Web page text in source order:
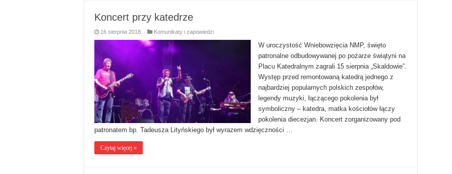
Koncert przy katedrze
16 sierpnia 2018 Komunikaty i zapowiedzi
W uroczystość Wniebowzięcia NMP, święto
patronalne odbudowywanej po pożarze świątyni na
Placu Katedralnym zagrali 15 sierpnia „Skaldowie”.
Występ przed remontowaną katedrą jednego z
najbardziej popularnych polskich zespołów,
legendy muzyki, łączącego pokolenia był
symboliczny – katedra, matka kościołów łączy
pokolenia diecezjan. Koncert zorganizowany pod
patronatem bp. Tadeusza Lityńskiego był wyrazem wdzięczności …
Czytaj więcej »